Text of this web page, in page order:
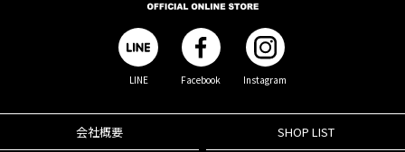
LINE Facebook Instagram
会社概要 SHOP LIST